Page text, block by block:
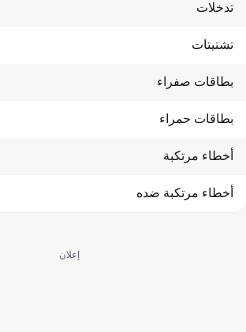
تدخلات
تشتيتات
بطاقات صفراء
بطاقات حمراء
أخطاء مرتكبة
أخطاء مرتكبة ضده
إعلان